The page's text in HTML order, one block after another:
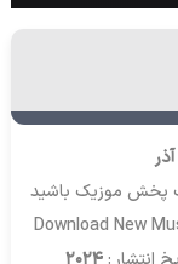
پخش موزیک باشید
Download New